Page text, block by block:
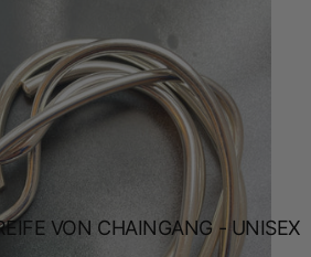
VON CHAINGANG - UNISEX